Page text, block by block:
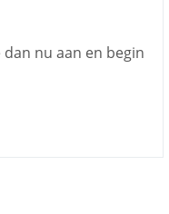
nu aan en begin